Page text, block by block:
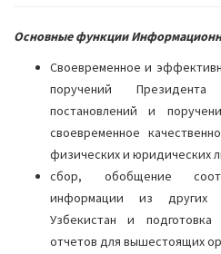
Основные функции
Своевременное и
поручений Президента
постановлений и
своевременное
физических и юридических
сбор, обобщение
информации из других
Узбекистан и
отчетов для вышестоящих